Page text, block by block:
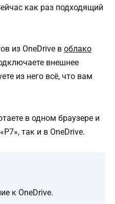
как раз подходящий
из OneDrive в облако
внешнее
из него всё, что вам
в одном браузере и
так и в OneDrive.
к OneDrive.